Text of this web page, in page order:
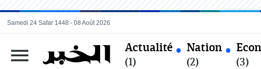
Actualité
(1)
Nation
(2) (3)
Samedi 24 Safar 1448 - 08 Août 2026